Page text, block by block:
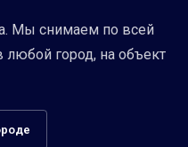
Мы снимаем по всей
город, на объект